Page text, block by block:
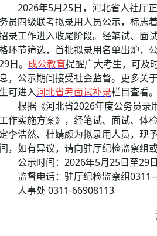
面试补录
历年真题
公务员课程
国企/银行
年5月25日，河北省人社厅正
员四级联考拟录用人员公示，标志
录工作进入收尾阶段。经笔试、面
环节筛选，首批拟录用名单出炉，
日。 成公教育提醒广大考生，可及
，公示期间接受社会监督。更多关
可进入河北省考面试补录栏目查看。
据《河北省2026年度公务员录
作实施方案》，经笔试、面试、体
李浩然、杜婧颜为拟录用人员，现
，如有异议，请向驻厅纪检监察组
示时间：2026年5月25日至29日
督电话：驻厅纪检监察组
事处 0311-66908113
河